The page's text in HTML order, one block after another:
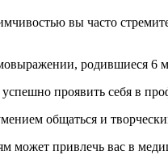
вы часто
родившиеся 6
проявить себя в
общаться и
может привлечь вас в